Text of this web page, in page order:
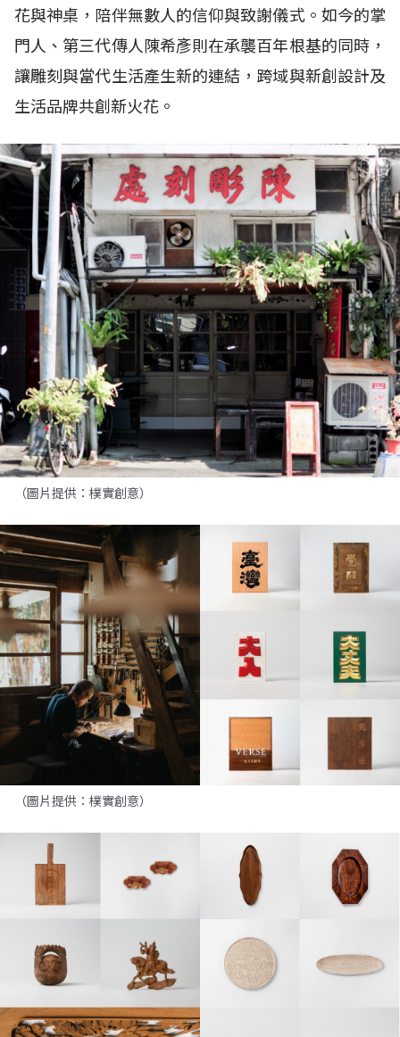
花與神桌，陪伴無數人的信仰與致謝儀式。如今的掌
門人、第三代傳人陳希彥則在承襲百年根基的同時，
讓雕刻與當代生活產生新的連結，跨域與新創設計及
生活品牌共創新火花。
（圖片提供：樸實創意）
（圖片提供：樸實創意）